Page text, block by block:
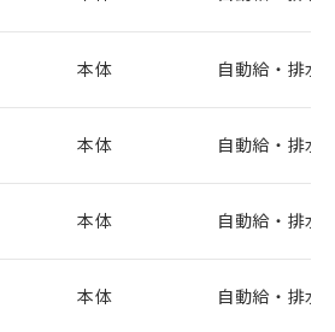
本体 自動給・排水
本体 自動給・排水
本体 自動給・排水
本体 自動給・排水
読みいただき、同意のうえ
。
は、当社制御機器事業取扱
在庫状況および標準価格
供させていただくもので
器事業取扱商品の中には、
の対象外となる商品もある
承ください。
よび標準価格照会結果は、
る更新日時点での社内デー